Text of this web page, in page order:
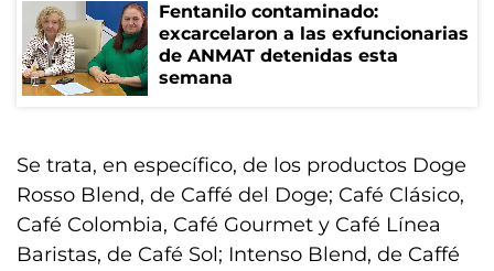
Fentanilo contaminado:
excarcelaron a las exfuncionarias
de ANMAT detenidas esta
semana
Se trata, en específico, de los productos Doge
Rosso Blend, de Caffé del Doge; Café Clásico,
Café Colombia, Café Gourmet y Café Línea
Baristas, de Café Sol; Intenso Blend, de Caffé